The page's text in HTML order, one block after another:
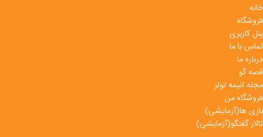
خانه
فروشگاه
پنل کاربری
تماس با ما
درباره ما
قصه گو
مجله انیمه تولز
فروشگاه من
بازی ها(آزمایشی)
تالار گفتگو(آزمایشی)